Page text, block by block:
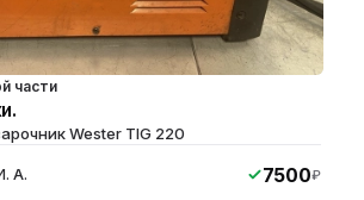
части
Wester TIG 220
А. 7500₽